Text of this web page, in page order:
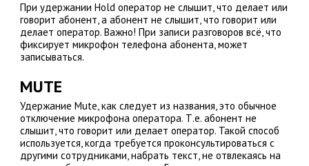
При удержании Hold оператор не слышит, что делает или
говорит абонент, а абонент не слышит, что говорит или
делает оператор. Важно! При записи разговоров всё, что
фиксирует микрофон телефона абонента, может
записываться.
MUTE
Удержание Mute, как следует из названия, это обычное
отключение микрофона оператора. Т.е. абонент не
слышит, что говорит или делает оператор. Такой способ
используется, когда требуется проконсультироваться с
другими сотрудниками, набрать текст, не отвлекаясь на